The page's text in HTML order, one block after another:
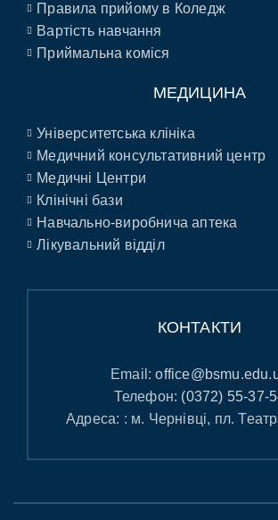
Правила прийому в Коледж
Вартість навчання
Приймальна коміся
МЕДИЦИНА
Університетська клініка
Медичний консультативний центр
Медичні Центри
Клінічні бази
Навчально-виробнича аптека
Лікувальний відділ
КОНТАКТИ
Email:
Телефон: (0372) 55-37-
Адреса: : м. Чернівці, пл.